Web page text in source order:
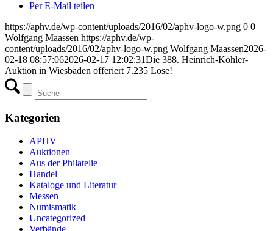
Per E-Mail teilen
https://aphv.de/wp-content/uploads/2016/02/aphv-logo-w.png 0 0
Wolfgang Maassen https://aphv.de/wp-
content/uploads/2016/02/aphv-logo-w.png Wolfgang Maassen2026-
02-18 08:57:062026-02-17 12:02:31Die 388. Heinrich-Köhler-
Auktion in Wiesbaden offeriert 7.235 Lose!
Kategorien
APHV
Auktionen
Aus der Philatelie
Handel
Kataloge und Literatur
Messen
Numismatik
Uncategorized